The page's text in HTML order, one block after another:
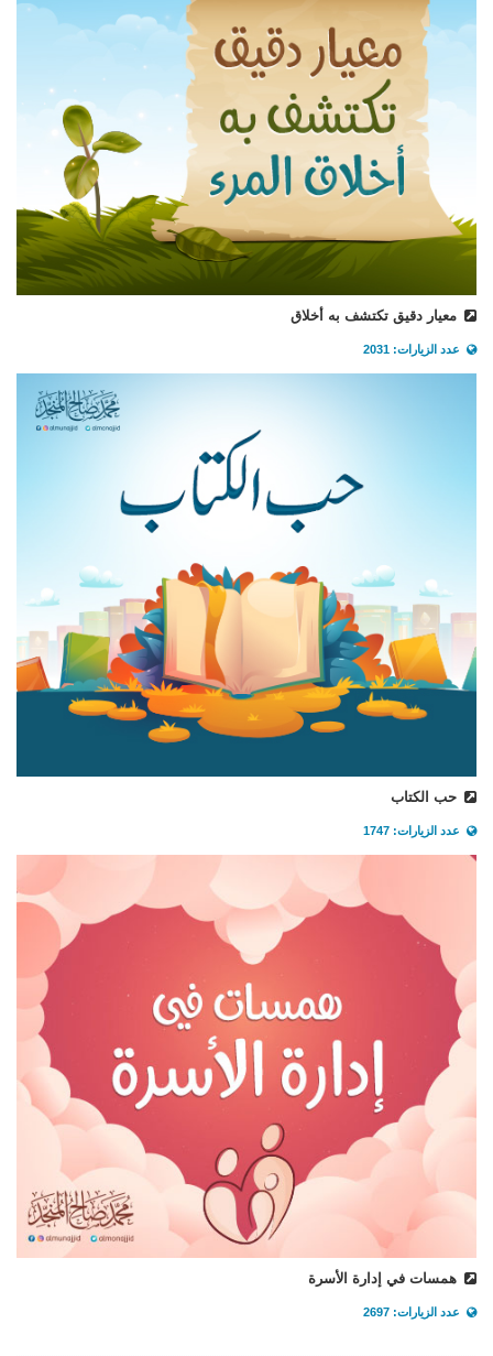
معيار دقيق تكتشف به أخلاق
عدد الزيارات: 2031
حب الكتاب
عدد الزيارات: 1747
همسات في إدارة الأسرة
عدد الزيارات: 2697